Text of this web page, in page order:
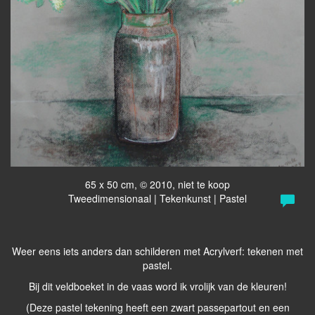
65 x 50 cm, © 2010, niet te koop
Tweedimensionaal | Tekenkunst | Pastel
Weer eens iets anders dan schilderen met Acrylverf: tekenen met
pastel.
Bij dit veldboeket in de vaas word ik vrolijk van de kleuren!
(Deze pastel tekening heeft een zwart passepartout en een